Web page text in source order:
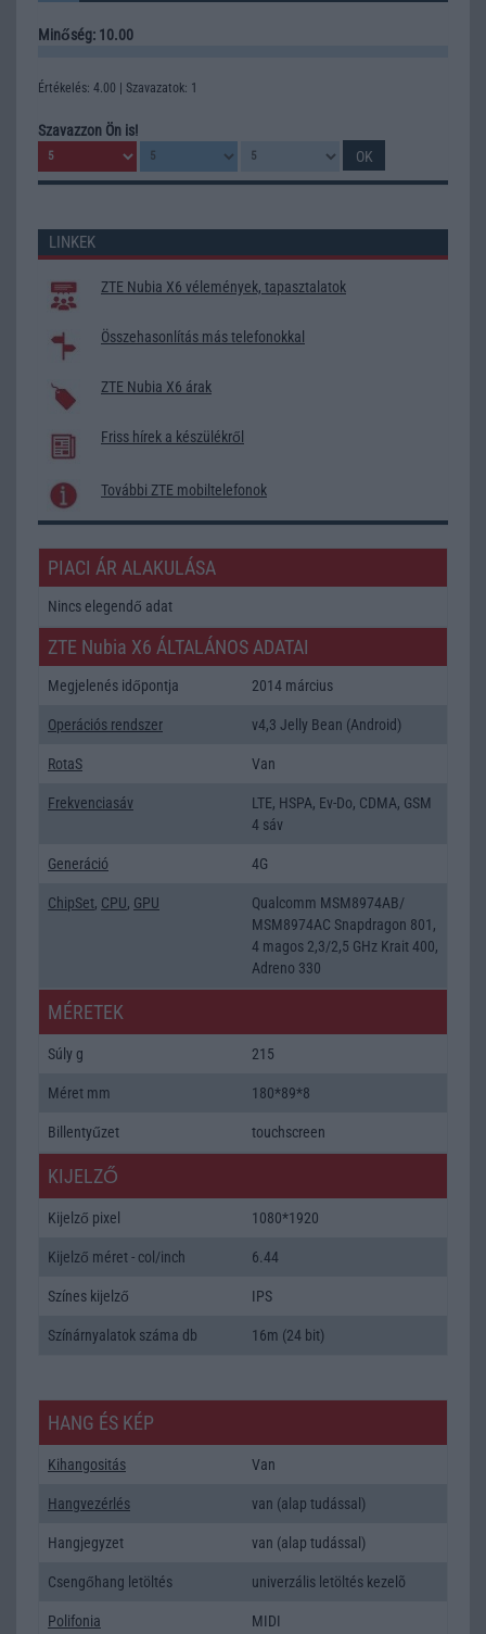
Minőség: 10.00
Értékelés: 4.00 | Szavazatok: 1
Szavazzon Ön is!
LINKEK
ZTE Nubia X6 vélemények, tapasztalatok
Összehasonlítás más telefonokkal
ZTE Nubia X6 árak
Friss hírek a készülékről
További ZTE mobiltelefonok
PIACI ÁR ALAKULÁSA
Nincs elegendő adat
ZTE Nubia X6 ÁLTALÁNOS ADATAI
Megjelenés időpontja 2014 március
Operációs rendszer v4,3 Jelly Bean (Android)
RotaS Van
Frekvenciasáv
LTE, HSPA, Ev-Do, CDMA, GSM
4 sáv
Generáció 4G
ChipSet, CPU, GPU
Qualcomm MSM8974AB/
MSM8974AC Snapdragon 801,
4 magos 2,3/2,5 GHz Krait 400,
Adreno 330
MÉRETEK
Súly g 215
Méret mm 180*89*8
Billentyűzet touchscreen
KIJELZŐ
Kijelző pixel 1080*1920
Kijelző méret - col/inch 6.44
Színes kijelző IPS
Színárnyalatok száma db 16m (24 bit)
HANG ÉS KÉP
Kihangositás Van
Hangvezérlés van (alap tudással)
Hangjegyzet van (alap tudással)
Csengőhang letöltés univerzális letöltés kezelõ
Polifonia MIDI